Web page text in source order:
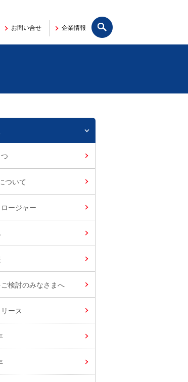
お問い合せ 企業情報
ついて
ージャー
検討のみなさまへ
ース